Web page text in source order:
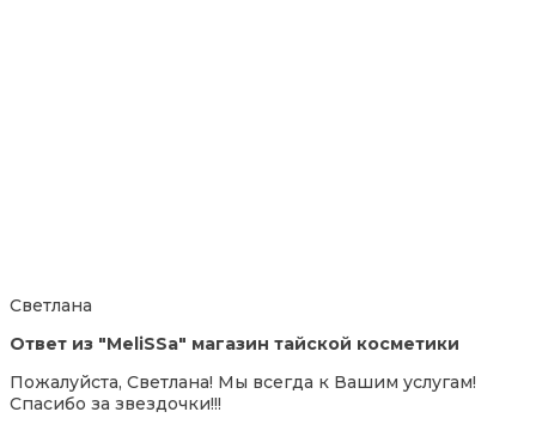
Светлана
Ответ из "MeliSSa" магазин тайской косметики
Пожалуйста, Светлана! Мы всегда к Вашим услугам!
Спасибо за звездочки!!!